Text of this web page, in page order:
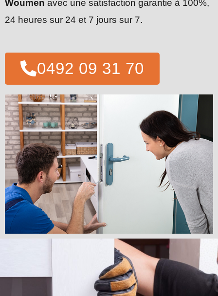
Woumen avec une satisfaction garantie à 100%,
24 heures sur 24 et 7 jours sur 7.
0492 09 31 70